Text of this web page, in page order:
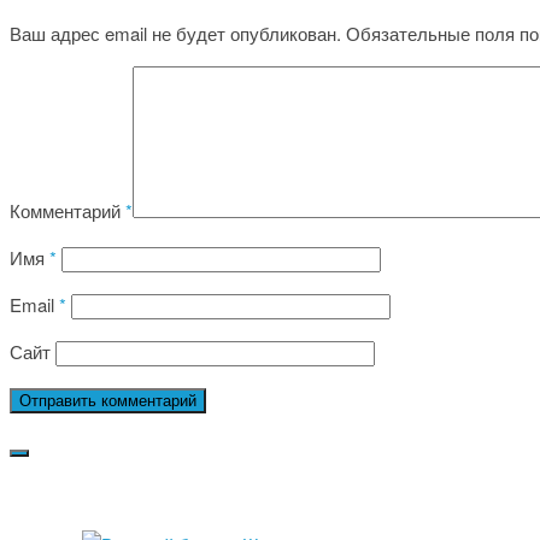
Ваш адрес email не будет опубликован. Обязательные поля
Комментарий*
Имя *
Email*
Сайт